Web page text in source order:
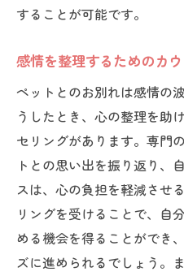
することが可能です。
感情を整理するためのカ
ペットとのお別れは感情の
うしたとき、心の整理を助
セリングがあります。専門
トとの思い出を振り返り、
スは、心の負担を軽減させ
リングを受けることで、自
める機会を得ることができ
ズに進められるでしょう。